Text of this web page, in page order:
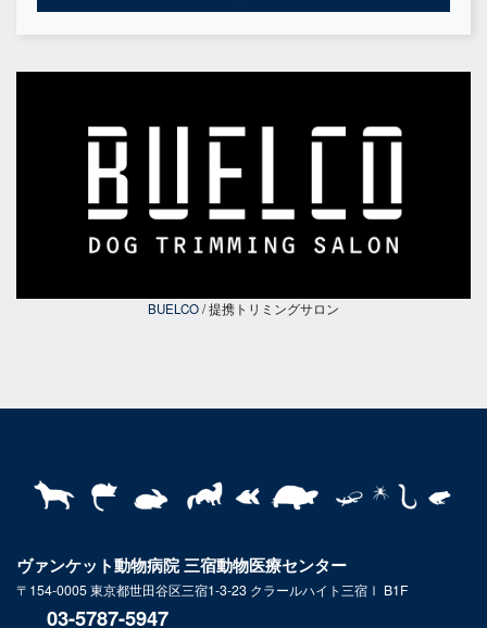
BUELCO/ 提携トリミングサロン
ヴァンケット動物病院 三宿動物医療センター
〒154-0005 東京都世田谷区三宿1-3-23 クラールハイト三宿Ⅰ B1F
03-5787-5947